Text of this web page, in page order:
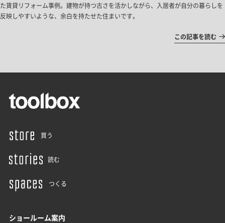
た賃貸リフォーム事例。建物が持つ古さを活かしながら、入居者が自分の暮らしを
反映しやすいような、余白を持たせた住まいです。
この記事を読む
買う
読む
つくる
ショールーム案内